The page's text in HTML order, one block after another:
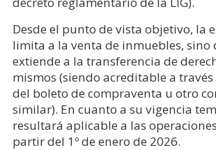
Desde el punto de vista objetivo, la
limita a la venta de inmuebles, sino
extiende a la transferencia de
mismos (siendo acreditable a través
del boleto de compraventa u otro
similar). En cuanto a su vigencia
resultará aplicable a las
partir del 1º de enero de 2026.